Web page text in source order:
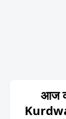
आज